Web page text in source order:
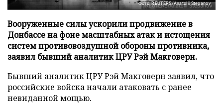
Фото: REUTERS/Anatolii Stepanov
Вооруженные силы ускорили продвижение в
Донбассе на фоне масштабных атак и истощения
систем противовоздушной обороны противника,
заявил бывший аналитик ЦРУ Рэй Макговерн.
Бывший аналитик ЦРУ Рэй Макговерн заявил, что
российские войска начали атаковать с ранее
невиданной мощью.